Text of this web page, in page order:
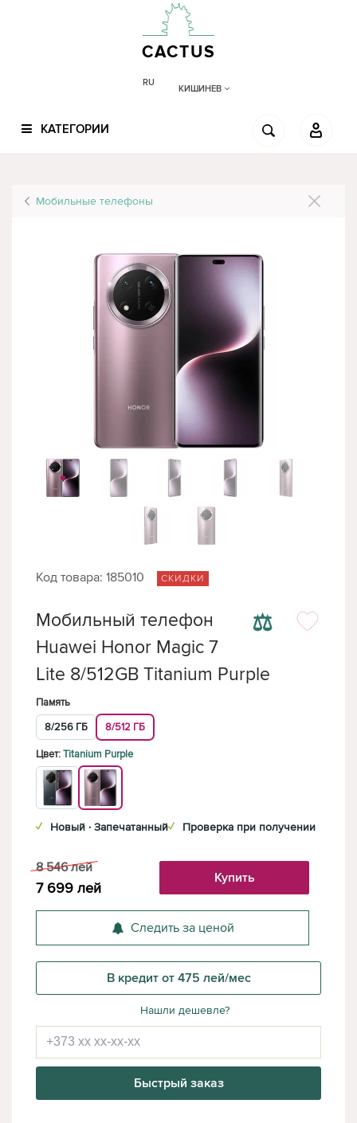
CACTUS
RU
КИШИНЕВ
КАТЕГОРИИ
Мобильные телефоны
Код товара: 185010 СКИДКИ
⚖
Мобильный телефон
Huawei Honor Magic 7
Lite 8/512GB Titanium Purple
Память
8/256 ГБ
8/512 ГБ
Цвет:Titanium Purple
✓ Новый · Запечатанный✓ Проверка при получении
8 546 лей
7 699 лей
Купить
Следить за ценой
В кредит от 475 лей/мес
Нашли дешевле?
Быстрый заказ